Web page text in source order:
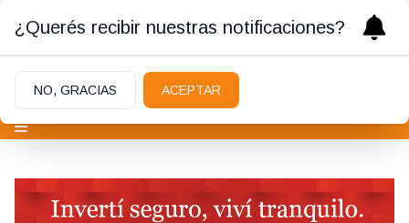
¿Querés recibir nuestras notificaciones?
NO, GRACIAS ACEPTAR